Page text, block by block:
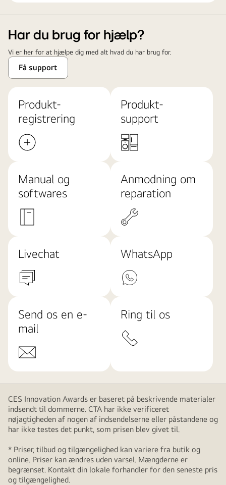
Har du brug for hjælp?
Vi er her for at hjælpe dig med alt hvad du har brug for.
Få support
Produkt-
registrering
Produkt-
support
Manual og
softwares
Anmodning om
reparation
Livechat WhatsApp
Send os en e-
mail
Ring til os
CES Innovation Awards er baseret på beskrivende materialer
indsendt til dommerne. CTA har ikke verificeret
nøjagtigheden af nogen af indsendelserne eller påstandene og
har ikke testes det punkt, som prisen blev givet til.
* Priser, tilbud og tilgængelighed kan variere fra butik og
online. Priser kan ændres uden varsel. Mængderne er
begrænset. Kontakt din lokale forhandler for den seneste pris
og tilgængelighed.